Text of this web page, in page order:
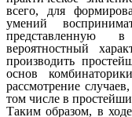
всего, для
умений
представленную
вероятностный
производить
основ
рассмотрение
том числе в
Таким образом, в